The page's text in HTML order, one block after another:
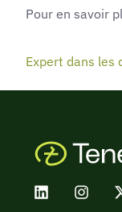
Pour en savoir
Expert dans les